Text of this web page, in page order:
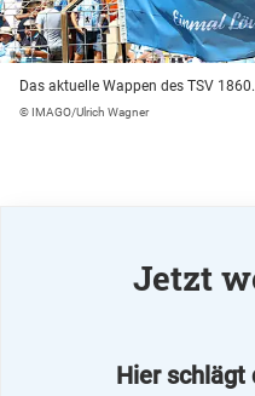
Das aktuelle Wappen des TSV 1860.
© IMAGO/Ulrich Wagner
Jetzt
Hier schlägt